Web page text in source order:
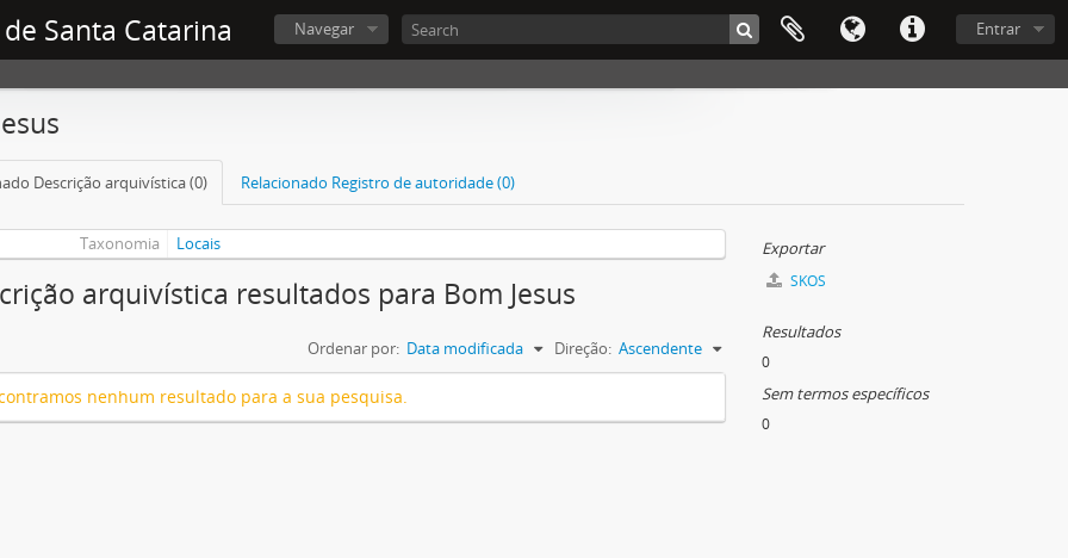
Santa Catarina Entrar
Navegar
Descrição arquivística (0) Relacionado Registro de autoridade (0)
Taxonomia Locais
arquivística resultados para Bom Jesus
Ordenar por: Data modificada Direção: Ascendente
nenhum resultado para a sua pesquisa.
Exportar
SKOS
Resultados
0
Sem termos específicos
0